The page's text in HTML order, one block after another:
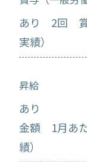
あり 2回 賞
実績）
昇給
あり
金額 1月あた
績）